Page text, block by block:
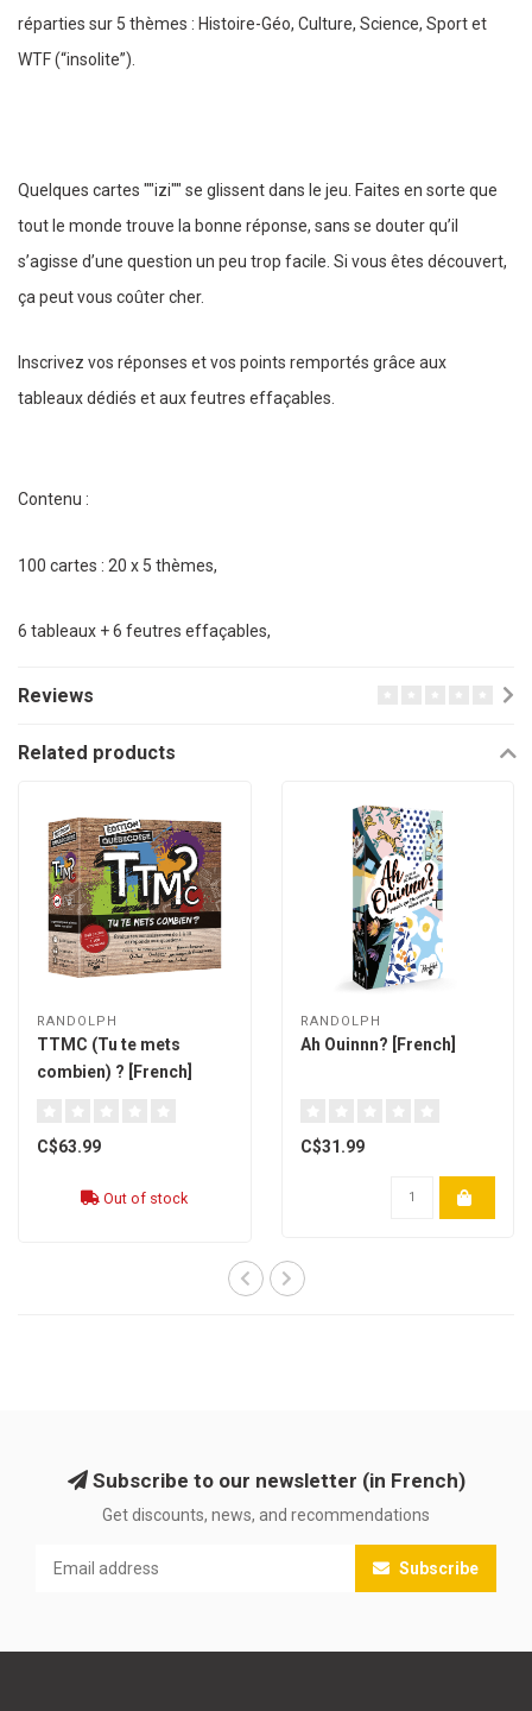
réparties sur 5 thèmes : Histoire-Géo, Culture, Science, Sport et
WTF (“insolite”).
Quelques cartes ""izi"" se glissent dans le jeu. Faites en sorte que
tout le monde trouve la bonne réponse, sans se douter qu’il
s’agisse d’une question un peu trop facile. Si vous êtes découvert,
ça peut vous coûter cher.
Inscrivez vos réponses et vos points remportés grâce aux
tableaux dédiés et aux feutres effaçables.
Contenu :
100 cartes : 20 x 5 thèmes,
6 tableaux + 6 feutres effaçables,
Reviews
Related products
RANDOLPH
TTMC (Tu te mets
combien) ? [French]
C$63.99
Out of stock
RANDOLPH
Ah Ouinnn? [French]
C$31.99
Subscribe to our newsletter (in French)
Get discounts, news, and recommendations
Subscribe